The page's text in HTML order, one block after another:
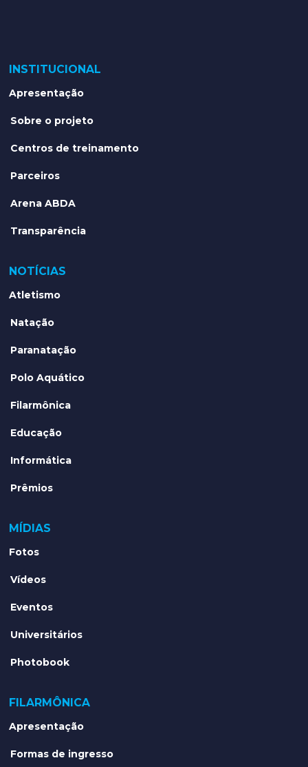
INSTITUCIONAL
Apresentação
Sobre o projeto
Centros de treinamento
Parceiros
Arena ABDA
Transparência
NOTÍCIAS
Atletismo
Natação
Paranatação
Polo Aquático
Filarmônica
Educação
Informática
Prêmios
MÍDIAS
Fotos
Vídeos
Eventos
Universitários
Photobook
FILARMÔNICA
Apresentação
Formas de ingresso